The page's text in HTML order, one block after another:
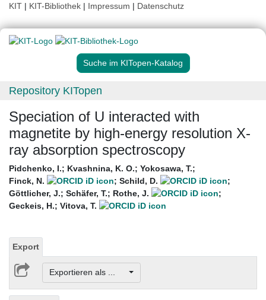
KIT | KIT-Bibliothek | Impressum | Datenschutz
Suche im KITopen-Katalog
Repository KITopen
Speciation of U interacted with
magnetite by high-energy resolution X-
ray absorption spectroscopy
Pidchenko, I.; Kvashnina, K. O.; Yokosawa, T.;
Finck, N.
; Schild, D.
;
Göttlicher, J.; Schäfer, T.; Rothe, J.
;
Geckeis, H.; Vitova, T.
Export
Exportieren als ...